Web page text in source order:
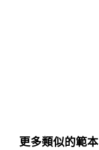
更多類似的範本